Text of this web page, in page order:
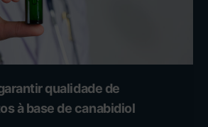
qualidade de
à base de canabidiol